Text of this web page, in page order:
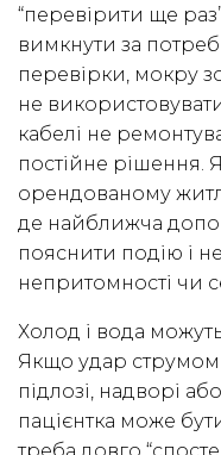
“перевірити ще
вимкнути за
перевірки, мокру
не
кабелі не
постійне рішення.
орендованому
де найближча
пояснити подію і не
непритомності чи
Холод і вода
Якщо удар струмом
підлозі, надворі
пацієнтка може